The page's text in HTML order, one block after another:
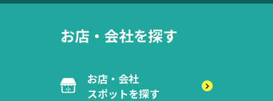
お店・会社を探す
お店・会社
スポットを探す